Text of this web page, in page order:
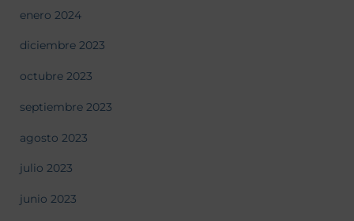
enero 2024
diciembre 2023
octubre 2023
septiembre 2023
agosto 2023
julio 2023
junio 2023